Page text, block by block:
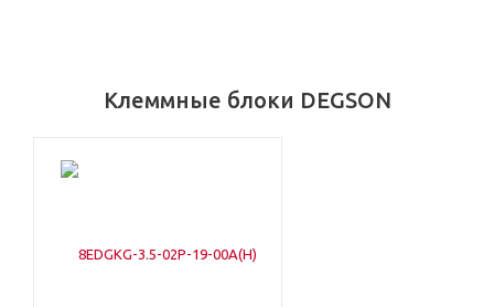
Клеммные блоки DEGSON